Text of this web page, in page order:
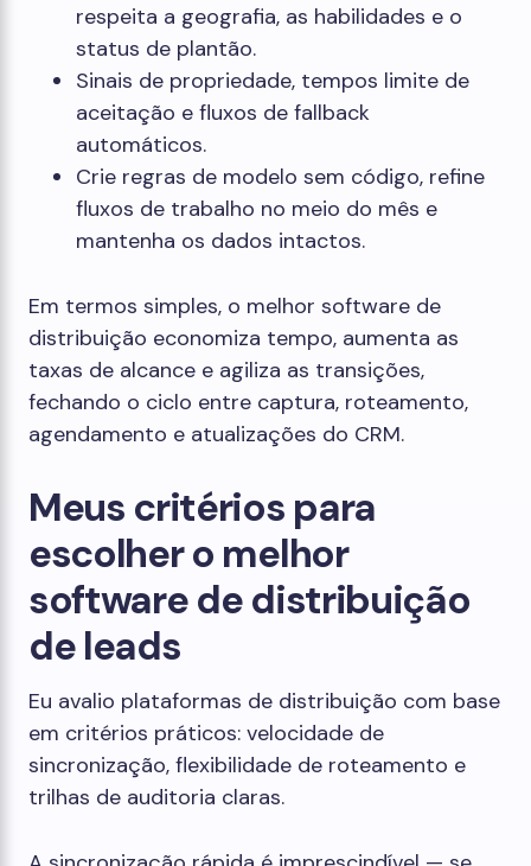
respeita a geografia, as habilidades e o
status de plantão.
Sinais de propriedade, tempos limite de
aceitação e fluxos de fallback
automáticos.
Crie regras de modelo sem código, refine
fluxos de trabalho no meio do mês e
mantenha os dados intactos.
Em termos simples, o melhor software de
distribuição economiza tempo, aumenta as
taxas de alcance e agiliza as transições,
fechando o ciclo entre captura, roteamento,
agendamento e atualizações do CRM.
Meus critérios para
escolher o melhor
software de distribuição
de leads
Eu avalio plataformas de distribuição com base
em critérios práticos: velocidade de
sincronização, flexibilidade de roteamento e
trilhas de auditoria claras.